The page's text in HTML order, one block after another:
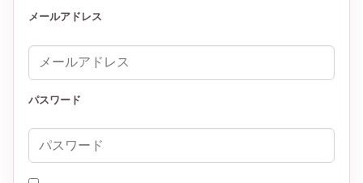
メールアドレス
パスワード